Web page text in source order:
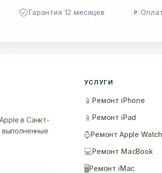
Гарантия 12 месяцев P
в Санкт-
выполненные
УСЛУГИ
📱 Ремонт iPhone
📱 Ремонт iPad
⌚Ремонт Apple Watch
💻Ремонт MacBook
🖥️Ремонт iMac